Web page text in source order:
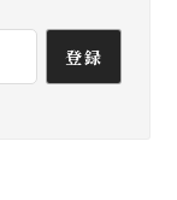
ろ使
くさ
登録